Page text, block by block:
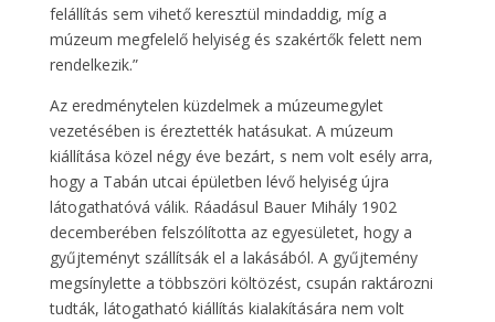
felállítás sem vihető keresztül mindaddig, míg a
múzeum megfelelő helyiség és szakértők felett nem
rendelkezik.”
Az eredménytelen küzdelmek a múzeumegylet
vezetésében is éreztették hatásukat. A múzeum
kiállítása közel négy éve bezárt, s nem volt esély arra,
hogy a Tabán utcai épületben lévő helyiség újra
látogathatóvá válik. Ráadásul Bauer Mihály 1902
decemberében felszólította az egyesületet, hogy a
gyűjteményt szállítsák el a lakásából. A gyűjtemény
megsínylette a többszöri költözést, csupán raktározni
tudták, látogatható kiállítás kialakítására nem volt